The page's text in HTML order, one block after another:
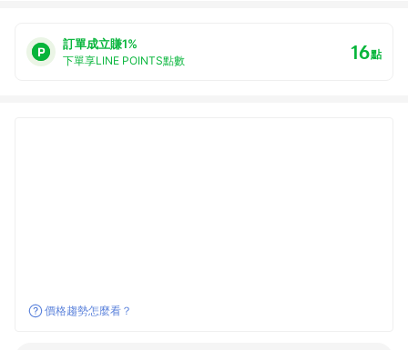
訂單成立賺1%
下單享LINE POINTS點數 16點
價格趨勢怎麼看？